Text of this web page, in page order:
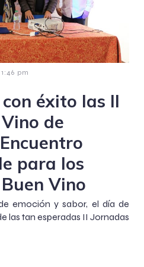
1:46 pm
éxito las II
de
para los
Vino
emoción y sabor, el día de
las tan esperadas II Jornadas